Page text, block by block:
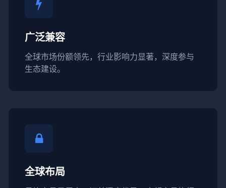
广泛兼容
全球市场份额领先，行业影响力显著，深度参与
生态建设。
全球布局